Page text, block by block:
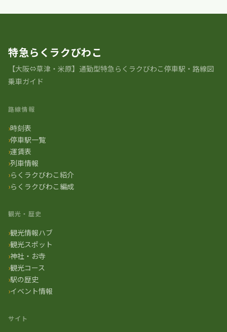
特急らくラクびわこ
【大阪⇔草津・米原】通勤型特急らくラクびわこ停車駅・路線図
乗車ガイド
路線情報
時刻表
停車駅一覧
運賃表
列車情報
らくラクびわこ紹介
らくラクびわこ編成
観光・歴史
観光情報ハブ
観光スポット
神社・お寺
観光コース
駅の歴史
イベント情報
サイト